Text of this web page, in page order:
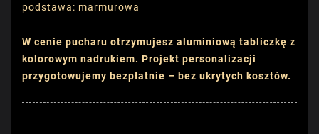
podstawa: marmurowa
W cenie pucharu otrzymujesz aluminiową tabliczkę z
kolorowym nadrukiem. Projekt personalizacji
przygotowujemy bezpłatnie – bez ukrytych kosztów.